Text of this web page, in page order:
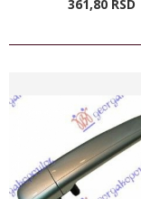
361,80 RSD